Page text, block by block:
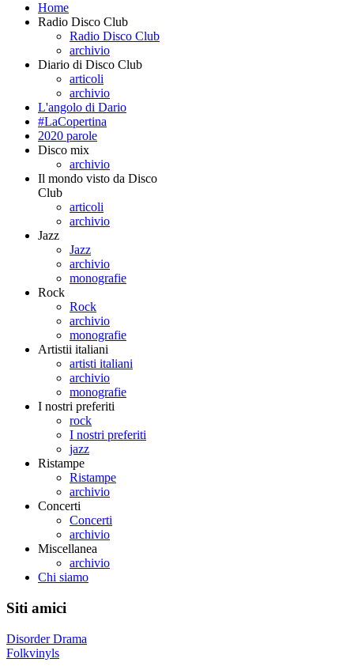
Home
Radio Disco Club
Radio Disco Club
archivio
Diario di Disco Club
articoli
archivio
L'angolo di Dario
#LaCopertina
2020 parole
Disco mix
archivio
Il mondo visto da Disco
Club
articoli
archivio
Jazz
Jazz
archivio
monografie
Rock
Rock
archivio
monografie
Artistii italiani
artisti italiani
archivio
monografie
I nostri preferiti
rock
I nostri preferiti
jazz
Ristampe
Ristampe
archivio
Concerti
Concerti
archivio
Miscellanea
archivio
Chi siamo
Siti amici
Disorder Drama
Folkvinyls